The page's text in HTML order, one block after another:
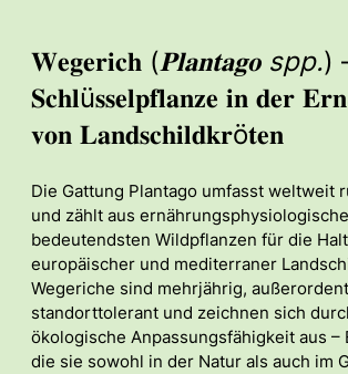
𝐖𝐞𝐠𝐞𝐫𝐢𝐜𝐡 (𝐏𝐥𝐚𝐧𝐭𝐚𝐠𝐨 spp.)
𝐒𝐜𝐡𝐥ü𝐬𝐬𝐞𝐥𝐩𝐟𝐥𝐚𝐧𝐳𝐞 𝐢𝐧 𝐝𝐞𝐫
𝐯𝐨𝐧 𝐋𝐚𝐧𝐝𝐬𝐜𝐡𝐢𝐥𝐝𝐤𝐫ö𝐭𝐞𝐧
Die Gattung Plantago umfasst weltweit
und zählt aus
bedeutendsten Wildpflanzen für die
europäischer und mediterraner
Wegeriche sind mehrjährig,
standorttolerant und zeichnen sich
ökologische Anpassungsfähigkeit aus –
die sie sowohl in der Natur als auch im